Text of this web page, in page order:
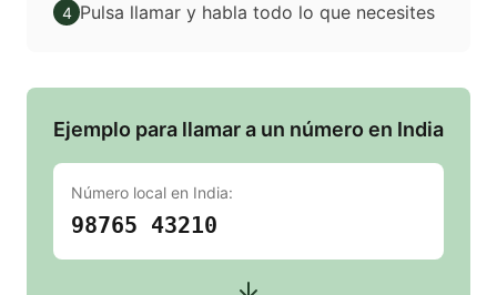
4 Pulsa llamar y habla todo lo que necesites
Ejemplo para llamar a un número en India
Número local en India:
98765 43210